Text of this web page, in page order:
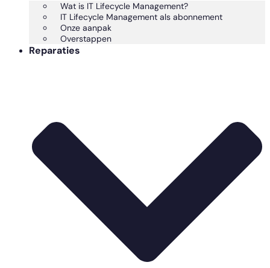
Wat is IT Lifecycle Management?
IT Lifecycle Management als abonnement
Onze aanpak
Overstappen
Reparaties